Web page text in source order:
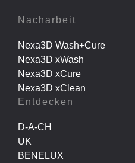
Nacharbeit
Nexa3D Wash+Cure
Nexa3D xWash
Nexa3D xCure
Nexa3D xClean
Entdecken
D-A-CH
UK
BENELUX